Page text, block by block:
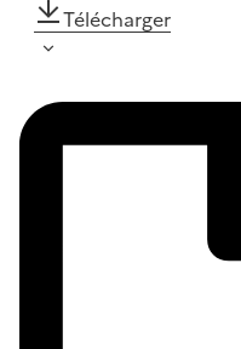
Télécharger